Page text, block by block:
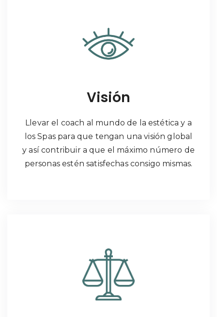
Visión
Llevar el coach al mundo de la estética y a
los Spas para que tengan una visión global
y así contribuir a que el máximo número de
personas estén satisfechas consigo mismas.